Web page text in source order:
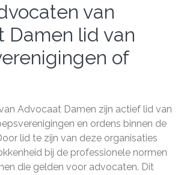
van
Damen lid van
of
Advocaat Damen zijn actief lid van
en ordens binnen de
lid te zijn van deze organisaties
bij de professionele normen
die gelden voor advocaten. Dit